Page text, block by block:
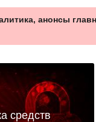
анонсы
средств